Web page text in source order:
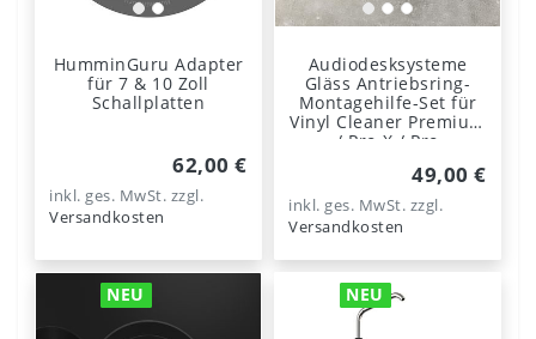
HumminGuru Adapter
für 7 & 10 Zoll
Schallplatten
62,00 €
inkl. ges. MwSt. zzgl.
Versandkosten
Audiodesksysteme
Gläss Antriebsring-
Montagehilfe-Set für
Vinyl Cleaner Premium
/ Pro-X / Pro
49,00 €
inkl. ges. MwSt. zzgl.
Versandkosten
NEU NEU